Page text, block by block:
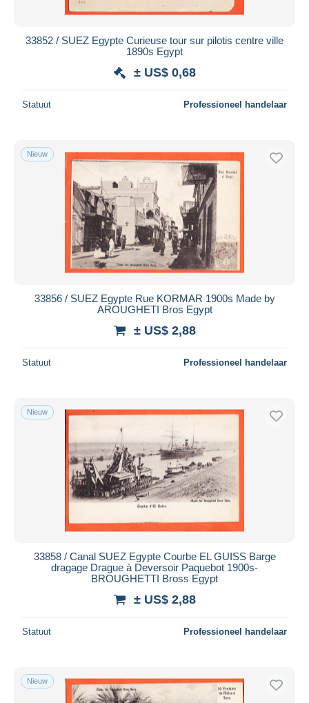
33852 / SUEZ Egypte Curieuse tour sur pilotis centre ville
1890s Egypt
± US$ 0,68
Statuut Professioneel handelaar
Nieuw
33856 / SUEZ Egypte Rue KORMAR 1900s Made by
AROUGHETI Bros Egypt
± US$ 2,88
Statuut Professioneel handelaar
Nieuw
33858 / Canal SUEZ Egypte Courbe EL GUISS Barge
dragage Drague à Deversoir Paquebot 1900s-
BROUGHETTI Bross Egypt
± US$ 2,88
Statuut Professioneel handelaar
Nieuw